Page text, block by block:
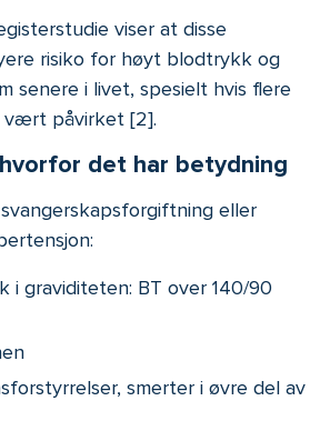
viser at disse
risiko for høyt blodtrykk og
senere i livet, spesielt hvis flere
vært påvirket [2].
det har betydning
eller
i graviditeten: BT over 140/90
smerter i øvre del av